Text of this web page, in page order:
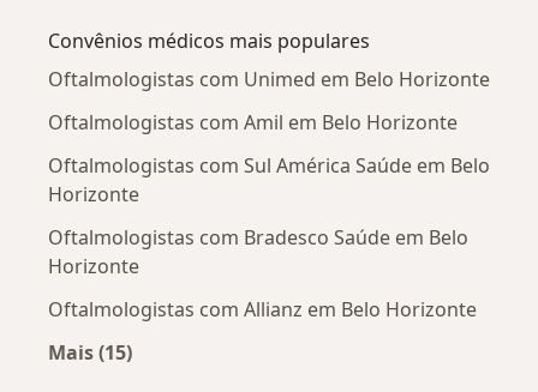
Convênios médicos mais populares
Oftalmologistas com Unimed em Belo Horizonte
Oftalmologistas com Amil em Belo Horizonte
Oftalmologistas com Sul América Saúde em Belo
Horizonte
Oftalmologistas com Bradesco Saúde em Belo
Horizonte
Oftalmologistas com Allianz em Belo Horizonte
Mais (15)